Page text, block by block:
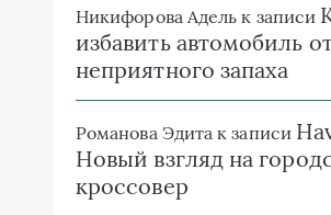
Никифорова Адель к записи
избавить автомобиль
неприятного запаха
Романова Эдита к записи
Новый взгляд на
кроссовер